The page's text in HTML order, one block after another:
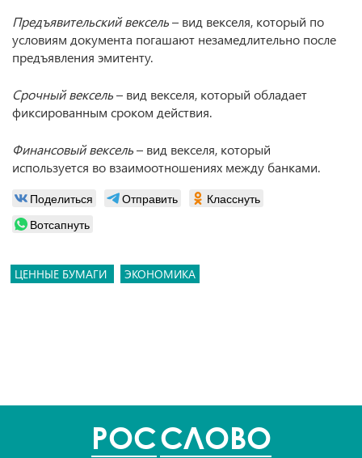
Предъявительский вексель– вид векселя, который по
условиям документа погашают незамедлительно после
предъявления эмитенту.
Срочный вексель– вид векселя, который обладает
фиксированным сроком действия.
Финансовый вексель– вид векселя, который
используется во взаимоотношениях между банками.
Поделиться Отправить
Класснуть
Вотсапнуть
ЦЕННЫЕ БУМАГИ ЭКОНОМИКА
POCСЛОВО